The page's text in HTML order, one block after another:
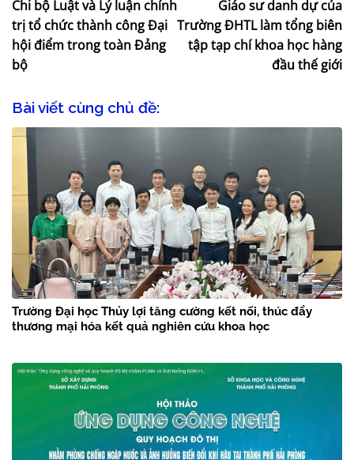
Chi bộ Luật và Lý luận chính
trị tổ chức thành công Đại
hội điểm trong toàn Đảng
bộ
Giáo sư danh dự của
Trường ĐHTL làm tổng biên
tập tạp chí khoa học hàng
đầu thế giới
Bài viết cùng chủ đề:
Trường Đại học Thủy lợi tăng cường kết nối, thúc đẩy
thương mại hóa kết quả nghiên cứu khoa học